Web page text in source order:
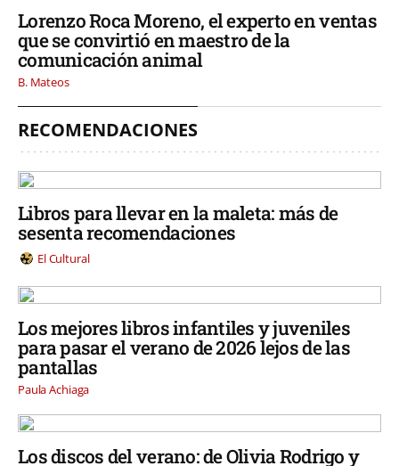
Lorenzo Roca Moreno, el experto en ventas
que se convirtió en maestro de la
comunicación animal
B. Mateos
RECOMENDACIONES
Libros para llevar en la maleta: más de
sesenta recomendaciones
El Cultural
Los mejores libros infantiles y juveniles
para pasar el verano de 2026 lejos de las
pantallas
Paula Achiaga
Los discos del verano: de Olivia Rodrigo y